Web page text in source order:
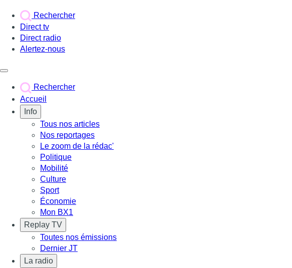
Rechercher
Direct tv
Direct radio
Alertez-nous
Rechercher
Accueil
Info
Tous nos articles
Nos reportages
Le zoom de la rédac'
Politique
Mobilité
Culture
Sport
Économie
Mon BX1
Replay TV
Toutes nos émissions
Dernier JT
La radio